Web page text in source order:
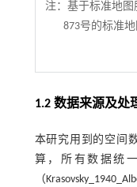
注：基于标准地图
873号的标准
1.2 数据来源及处
本研究用到的空间
算，所有数据统
（